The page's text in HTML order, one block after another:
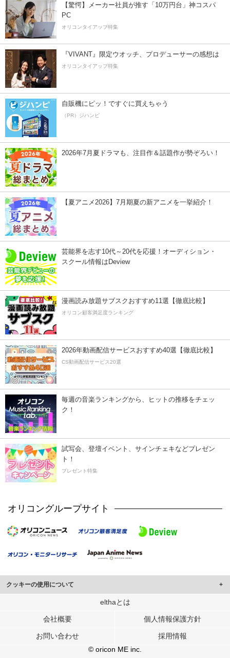
【驚愕】メーカー社員が推す「10万円台」神コスパ
PC
オリコンタイアップ特集
『VIVANT』限定ウオッチ、プロデューサーの感想は
オリコンタイアップ特集
自販機にピッ！ですぐに買えちゃう
（PR）ジハンピ
2026年7月夏ドラマも、注目作＆話題作が勢ぞろい！
【夏アニメ2026】7月期夏の新アニメを一挙紹介！
芸能界を志す10代～20代を応援！オーディション・
スクール情報はDeview
漫画読み放題サブスクおすすめ11選【徹底比較】
オリコン顧客満足度ランキング
2026年動画配信サービスおすすめ40選【徹底比較】
CS動画配信サービス20選
毎週の音楽ランキングから、ヒットの推移をチェッ
ク！
試写会、登壇イベント、サインチェキなどプレゼン
ト！
プレゼント特集
オリコングループサイト
クッキーの使用について
このサイトでは Cookie を使用して、ユーザーに合わせたコンテンツや広告の
行っています。
メディアや広告配信、データ解析の各パートナーに提供しています。
ユーザーが各パートナーのサービスを使用したときに収集した他の情報を組み
elthaとは
会社概要 個人情報保護方針
お問い合わせ
採用情報
© oricon ME inc.